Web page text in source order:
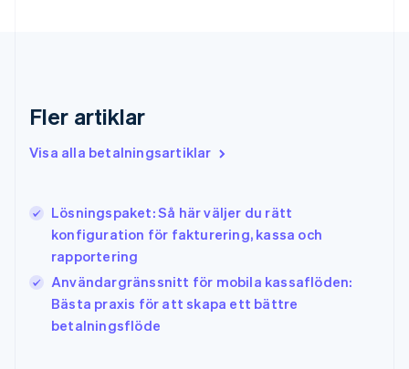
Fler artiklar
Visa alla betalningsartiklar
Lösningspaket: Så här väljer du rätt
konfiguration för fakturering, kassa och
rapportering
Användargränssnitt för mobila kassaflöden:
Bästa praxis för att skapa ett bättre
betalningsflöde
Hongkong SAR, Kina
English 简体中文
Indien
English
Italien
ItalianoEnglish
Japan
Kanada
English Français
Kroatien